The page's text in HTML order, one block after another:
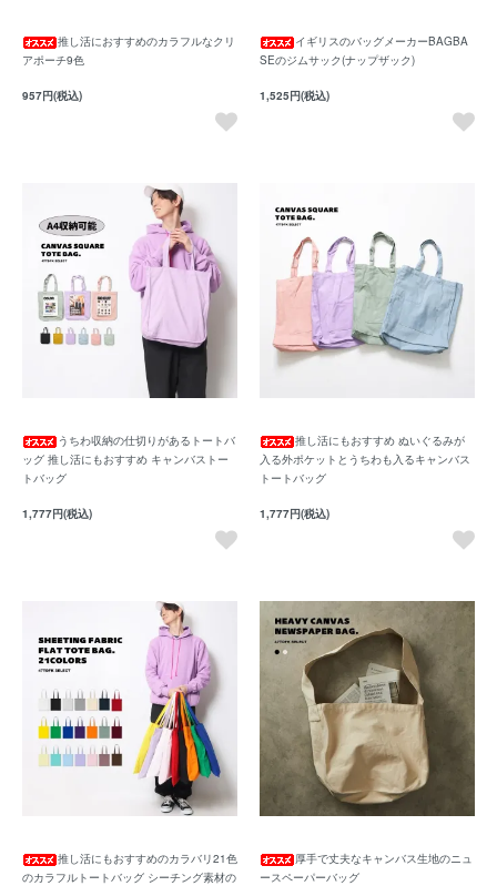
推し活におすすめのカラフルなクリ
アポーチ9色
957円(税込)
イギリスのバッグメーカーBAGBA
SEのジムサック(ナップザック)
1,525円(税込)
うちわ収納の仕切りがあるトートバ
ッグ 推し活にもおすすめ キャンバストー
トバッグ
1,777円(税込)
推し活にもおすすめ ぬいぐるみが
入る外ポケットとうちわも入るキャンバス
トートバッグ
1,777円(税込)
推し活にもおすすめのカラバリ21色
のカラフルトートバッグ シーチング素材の
厚手で丈夫なキャンバス生地のニュ
ースペーパーバッグ